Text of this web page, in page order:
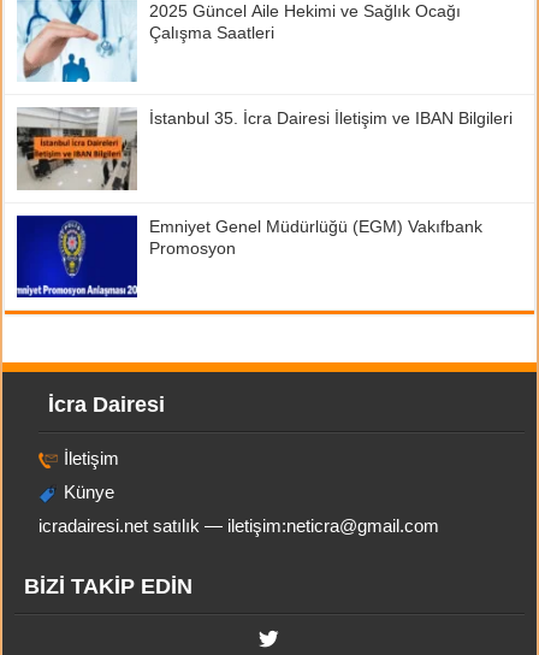
2025 Güncel Aile Hekimi ve Sağlık Ocağı
Çalışma Saatleri
İstanbul 35. İcra Dairesi İletişim ve IBAN Bilgileri
Emniyet Genel Müdürlüğü (EGM) Vakıfbank
Promosyon
İcra Dairesi
İletişim
Künye
icradairesi.net satılık — iletişim:neticra@gmail.com
BİZİ TAKİP EDİN